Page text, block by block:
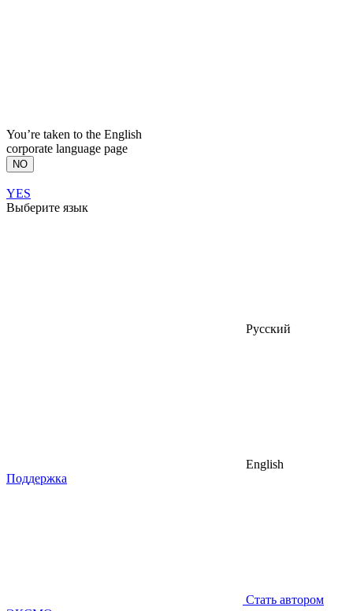
You’re taken to the English
corporate language page
NO
YES
Выберите язык
Русский
English
Поддержка
Стать автором